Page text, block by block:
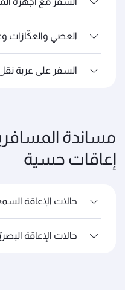
العصي
السفر على عربة
مساندة
إعاقات حسية
حالات الإعاقة
حالات الإعاقة